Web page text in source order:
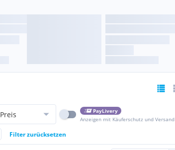
Preis
PayLivery
Anzeigen mit Käuferschutz und Versand
Filter zurücksetzen